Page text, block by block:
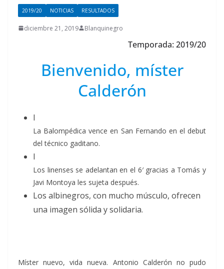
2019/20 NOTICIAS RESULTADOS
diciembre 21, 2019 Blanquinegro
Temporada: 2019/20
Bienvenido, míster
Calderón
La Balompédica vence en San Fernando en el debut
del técnico gaditano.
Los linenses se adelantan en el 6′ gracias a Tomás y
Javi Montoya les sujeta después.
Los albinegros, con mucho músculo, ofrecen
una imagen sólida y solidaria.
Míster nuevo, vida nueva. Antonio Calderón no pudo